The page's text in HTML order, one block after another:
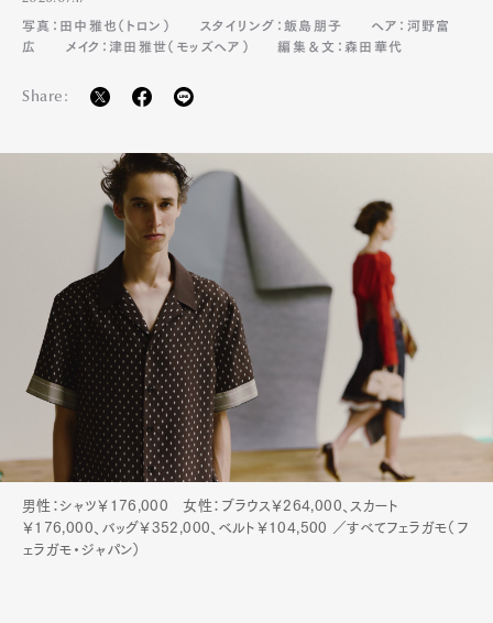
写真：田中雅也（トロン）
スタイリング：飯島朋子
ヘア：河野富
広
メイク：津田雅世（モッズヘア） 編集＆文：森田華代
Share:
男性：シャツ￥176,000 女性：ブラウス￥264,000、スカート
￥176,000、バッグ￥352,000、ベルト￥104,500 ／すべてフェラガモ（フ
ェラガモ・ジャパン）